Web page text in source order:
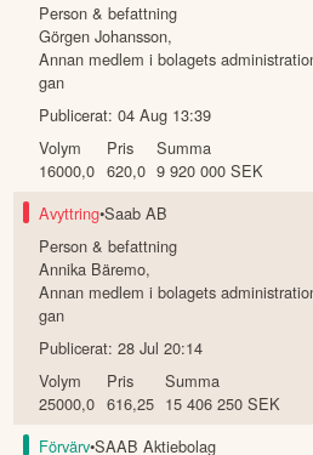
Person & befattning
Görgen Johansson,
Annan medlem i bolagets
gan
Publicerat:04 Aug 13:39
Volym
16000,0
Pris
620,0
Summa
9 920 000 SEK
Avyttring•Saab AB
Person & befattning
Annika Bäremo,
Annan medlem i bolagets
gan
Publicerat:28 Jul 20:14
Volym
25000,0
Pris
616,25
Summa
15 406 250 SEK
Förvärv•SAAB Aktiebolag